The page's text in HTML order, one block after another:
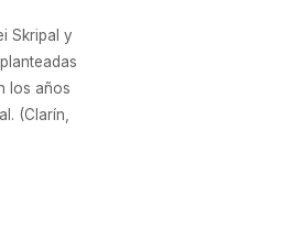
Skripal y
los años
(Clarín,